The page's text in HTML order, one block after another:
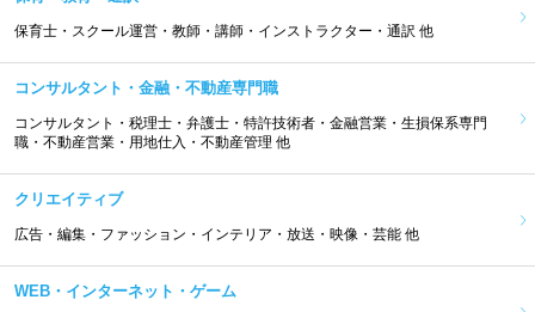
保育士・スクール運営・教師・講師・インストラクター・通訳 他
コンサルタント・金融・不動産専門職
コンサルタント・税理士・弁護士・特許技術者・金融営業・生損保系専門
職・不動産営業・用地仕入・不動産管理 他
クリエイティブ
広告・編集・ファッション・インテリア・放送・映像・芸能 他
WEB・インターネット・ゲーム